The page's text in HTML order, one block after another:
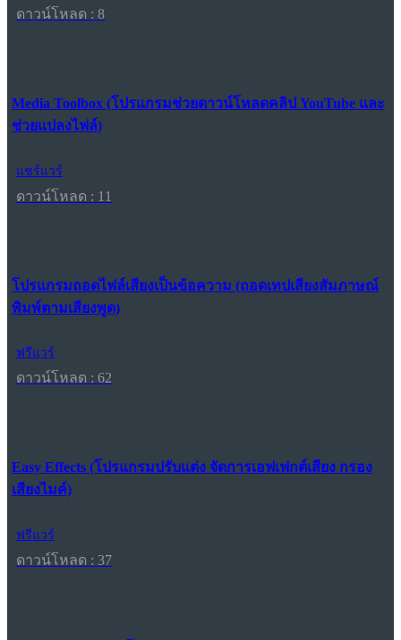
ดาวน์โหลด : 8
Media Toolbox (โปรแกรมช่วยดาวน์โหลดคลิป YouTube และ
ช่วยแปลงไฟล์)
แชร์แวร์
ดาวน์โหลด : 11
โปรแกรมถอดไฟล์เสียงเป็นข้อความ (ถอดเทปเสียงสัมภาษณ์
พิมพ์ตามเสียงพูด)
ฟรีแวร์
ดาวน์โหลด : 62
Easy Effects (โปรแกรมปรับแต่ง จัดการเอฟเฟกต์เสียง กรอง
เสียงไมค์)
ฟรีแวร์
ดาวน์โหลด : 37